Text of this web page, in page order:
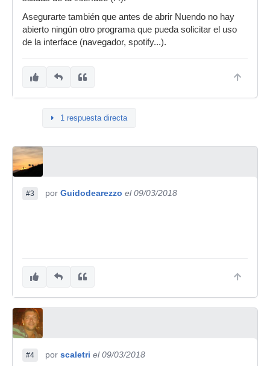
Asegurarte también que antes de abrir Nuendo no hay
abierto ningún otro programa que pueda solicitar el uso
de la interface (navegador, spotify...).
1 respuesta directa
#3 por Guidodearezzo el 09/03/2018
#4 por scaletri el 09/03/2018